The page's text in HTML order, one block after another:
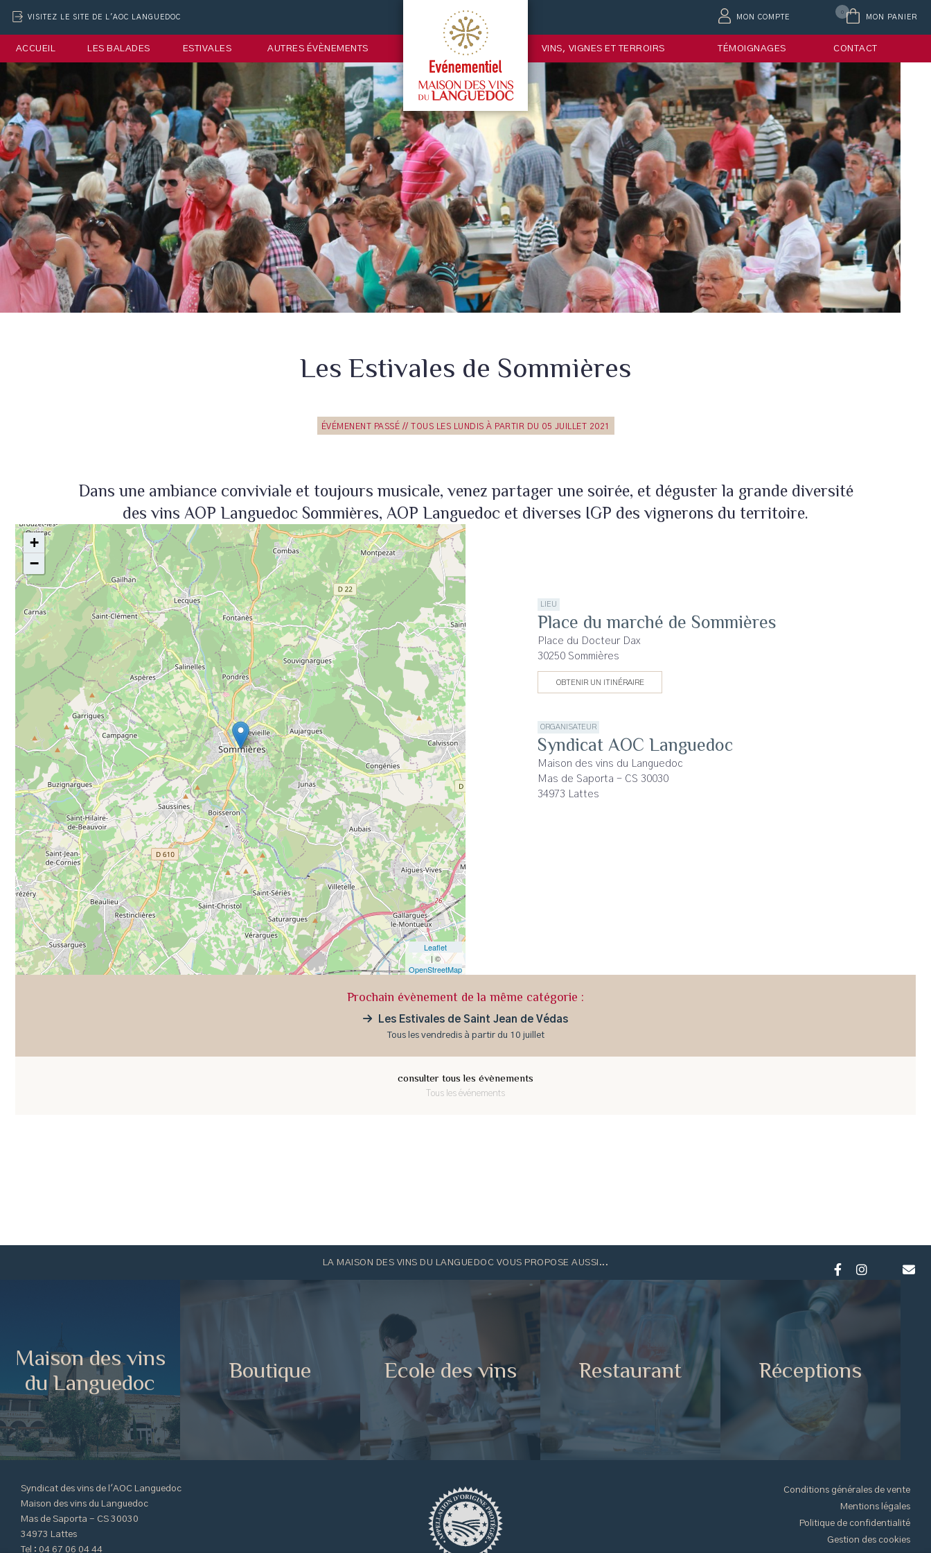
VISITEZ LE SITE DE L'AOC LANGUEDOC MON COMPTE MON PANIER
0
ACCUEIL LES BALADES ESTIVALES AUTRES ÉVÈNEMENTS VINS, VIGNES ET TERROIRS TÉMOIGNAGES CONTACT
Les Estivales de Sommières
ÉVÉMENENT PASSÉ // TOUS LES LUNDIS À PARTIR DU 05 JUILLET 2021
Dans une ambiance conviviale et toujours musicale, venez partager une soirée, et déguster la grande diversité
des vins AOP Languedoc Sommières, AOP Languedoc et diverses IGP des vignerons du territoire.
+
−
Leaflet
| ©
OpenStreetMap
LIEU
Place du marché de Sommières
Place du Docteur Dax
30250 Sommières
OBTENIR UN ITINÉRAIRE
ORGANISATEUR
Syndicat AOC Languedoc
Maison des vins du Languedoc
Mas de Saporta - CS 30030
34973 Lattes
Prochain évènement de la même catégorie :
Les Estivales de Saint Jean de Védas
Tous les vendredis à partir du 10 juillet
consulter tous les évènements
Tous les événements
LA MAISON DES VINS DU LANGUEDOC VOUS PROPOSE AUSSI...
Maison des vins
du Languedoc
Boutique Ecole des vins Restaurant Réceptions
Syndicat des vins de l'AOC Languedoc
Maison des vins du Languedoc
Mas de Saporta - CS 30030
34973 Lattes
Tel : 04 67 06 04 44
Conditions générales de vente
Mentions légales
Politique de confidentialité
Gestion des cookies